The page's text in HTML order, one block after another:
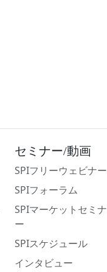
セミナー/動画
SPIフリーウェビナー
SPIフォーラム
SPIマーケットセミナ
ー
SPIスケジュール
インタビュー